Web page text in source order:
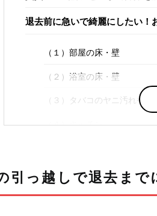
退去前に急いで綺麗にしたい！
（１）部屋の床・壁
（２）浴室の床・壁
（３）タバコのヤニ汚れや臭い
（４）キッチン
（６）換気扇
（７）ベランダ
引っ越しで退去まで